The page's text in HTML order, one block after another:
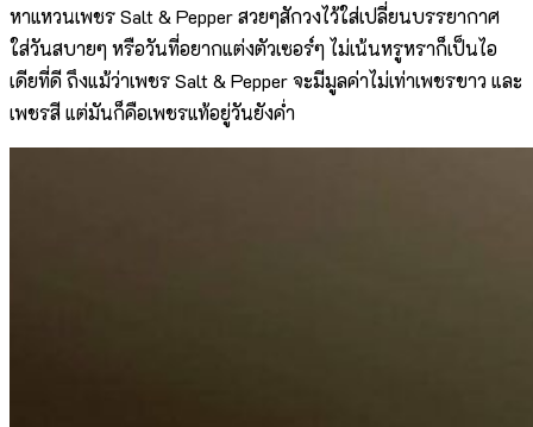
หาแหวนเพชร Salt & Pepper สวยๆสักวงไว้ใส่เปลี่ยนบรรยากาศ
ใส่วันสบายๆ หรือวันที่อยากแต่งตัวเซอร์ๆ ไม่เน้นหรูหราก็เป็นไอ
เดียที่ดี ถึงแม้ว่าเพชร Salt & Pepper จะมีมูลค่าไม่เท่าเพชรขาว และ
เพชรสี แต่มันก็คือเพชรแท้อยู่วันยังค่ำ